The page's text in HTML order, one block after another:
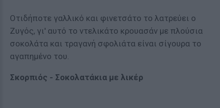
Οτιδήποτε γαλλικό και φινετσάτο το λατρεύει ο
Ζυγός, γι' αυτό το ντελικάτο κρουασάν με πλούσια
σοκολάτα και τραγανή σφολιάτα είναι σίγουρα το
αγαπημένο του.
Σκορπιός - Σοκολατάκια με λικέρ